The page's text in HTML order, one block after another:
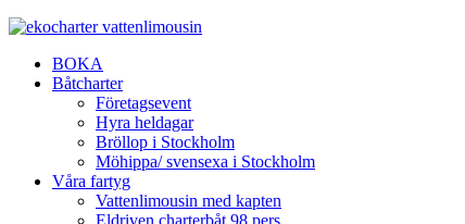
BOKA
Båtcharter
Företagsevent
Hyra heldagar
Bröllop i Stockholm
Möhippa/ svensexa i Stockholm
Våra fartyg
Vattenlimousin med kapten
Eldriven charterbåt 98 pers